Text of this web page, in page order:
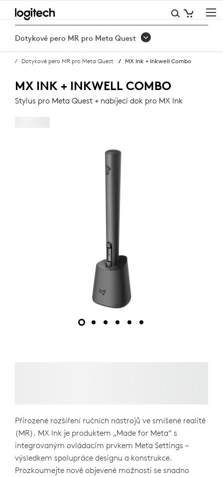
KUPTE
MX
INK
INKWELL
Dotykové pero MR pro Meta Quest
Dotykové pero MR pro Meta Quest MX Ink + Inkwell Combo
MX INK + INKWELL COMBO
Stylus pro Meta Quest + nabíjecí dok pro MX Ink
Přirozené rozšíření ručních nástrojů ve smíšené realitě
(MR). MX Ink je produktem „Made for Meta“ s
integrovaným ovládacím prvkem Meta Settings –
výsledkem spolupráce designu a konstrukce.
Prozkoumejte nově objevené možnosti se snadno